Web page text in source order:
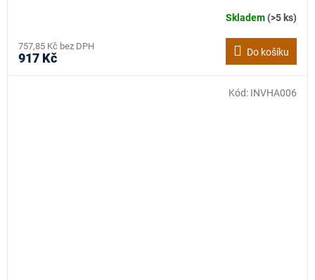
Skladem(>5 ks)
757,85 Kč bez DPH
917 Kč Do košíku
Kód: INVHA006